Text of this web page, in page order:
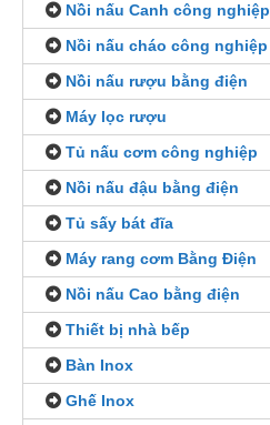
Nồi nấu Canh công nghiệp
Nồi nấu cháo công nghiệp
Nồi nấu rượu bằng điện
Máy lọc rượu
Tủ nấu cơm công nghiệp
Nồi nấu đậu bằng điện
Tủ sấy bát đĩa
Máy rang cơm Bằng Điện
Nồi nấu Cao bằng điện
Thiết bị nhà bếp
Bàn Inox
Ghế Inox